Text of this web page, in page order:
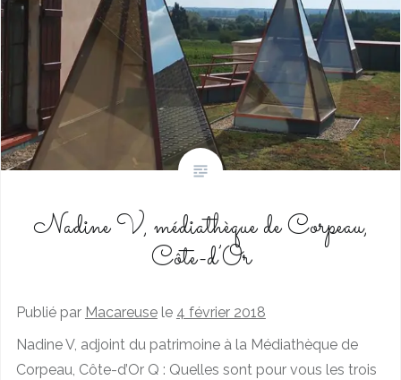
Nadine V, médiathèque de Corpeau,
Côte-d’Or
Publié par Macareusele 4 février 2018
Nadine V, adjoint du patrimoine à la Médiathèque de
Corpeau, Côte-d’Or Q : Quelles sont pour vous les trois